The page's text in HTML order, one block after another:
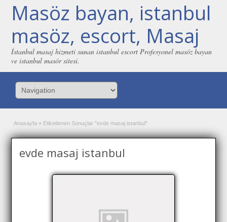
Masöz bayan, istanbul
masöz, escort, Masaj
İstanbul masaj hizmeti sunan istanbul escort Profesyonel masöz bayan
ve istanbul masör sitesi.
Anasayfa » Etiketlenen Sonuçlar "evde masaj istanbul"
evde masaj istanbul